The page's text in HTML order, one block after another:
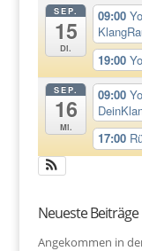
SEP.
15
Di.
09:00
19:00
SEP.
16
Mi.
09:00
17:00
Neueste Beiträge
Angekommen in